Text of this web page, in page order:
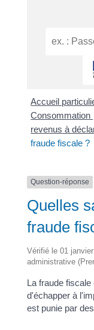
Accueil
Consommation
revenus à
fraude fiscale ?
Question-réponse
Quelles
fraude
Vérifié le 01
administrative
La fraude
d'échapper à
est punie par